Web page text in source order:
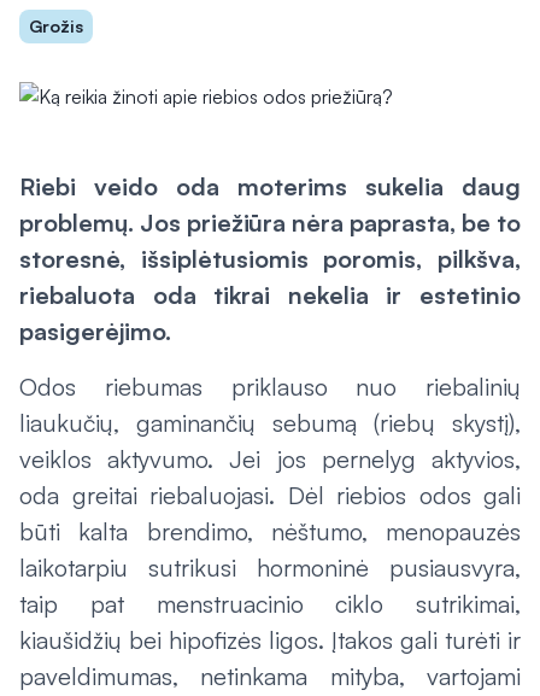
Grožis
Riebi veido oda moterims sukelia daug
problemų. Jos priežiūra nėra paprasta, be to
storesnė, išsiplėtusiomis poromis, pilkšva,
riebaluota oda tikrai nekelia ir estetinio
pasigerėjimo.
Odos riebumas priklauso nuo riebalinių
liaukučių, gaminančių sebumą (riebų skystį),
veiklos aktyvumo. Jei jos pernelyg aktyvios,
oda greitai riebaluojasi. Dėl riebios odos gali
būti kalta brendimo, nėštumo, menopauzės
laikotarpiu sutrikusi hormoninė pusiausvyra,
taip pat menstruacinio ciklo sutrikimai,
kiaušidžių bei hipofizės ligos. Įtakos gali turėti ir
paveldimumas, netinkama mityba, vartojami